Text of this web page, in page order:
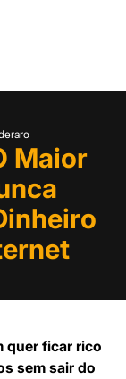
Maior
quer ficar rico
sem sair do